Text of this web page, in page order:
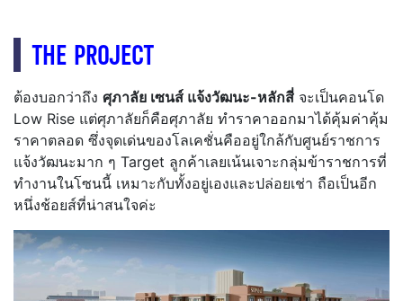
THE PROJECT
ต้องบอกว่าถึง ศุภาลัย เซนส์ แจ้งวัฒนะ-หลักสี่ จะเป็นคอนโด
Low Rise แต่ศุภาลัยก็คือศุภาลัย ทำราคาออกมาได้คุ้มค่าคุ้ม
ราคาตลอด ซึ่งจุดเด่นของโลเคชั่นคืออยู่ใกล้กับศูนย์ราชการ
แจ้งวัฒนะมาก ๆ Target ลูกค้าเลยเน้นเจาะกลุ่มข้าราชการที่
ทำงานในโซนนี้ เหมาะกับทั้งอยู่เองและปล่อยเช่า ถือเป็นอีก
หนึ่งช้อยส์ที่น่าสนใจค่ะ